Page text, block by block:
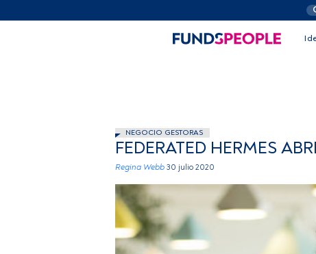
NEGOCIO GESTORAS
FEDERATED HERMES
Regina Webb 30 julio 2020